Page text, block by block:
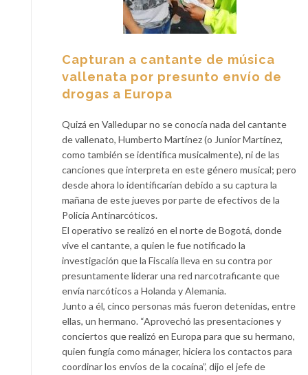
Capturan a cantante de música
vallenata por presunto envío de
drogas a Europa
Quizá en Valledupar no se conocía nada del cantante
de vallenato, Humberto Martínez (o Junior Martínez,
como también se identifica musicalmente), ni de las
canciones que interpreta en este género musical; pero
desde ahora lo identificarían debido a su captura la
mañana de este jueves por parte de efectivos de la
Policía Antinarcóticos.
El operativo se realizó en el norte de Bogotá, donde
vive el cantante, a quien le fue notificado la
investigación que la Fiscalía lleva en su contra por
presuntamente liderar una red narcotraficante que
envía narcóticos a Holanda y Alemania.
Junto a él, cinco personas más fueron detenidas, entre
ellas, un hermano. “Aprovechó las presentaciones y
conciertos que realizó en Europa para que su hermano,
quien fungía como mánager, hiciera los contactos para
coordinar los envíos de la cocaína”, dijo el jefe de